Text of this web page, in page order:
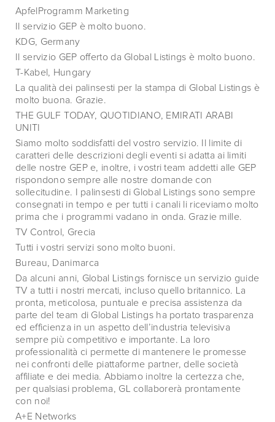
ApfelProgramm Marketing
Il servizio GEP è molto buono.
KDG, Germany
Il servizio GEP offerto da Global Listings è molto buono.
T-Kabel, Hungary
La qualità dei palinsesti per la stampa di Global Listings è
molto buona. Grazie.
THE GULF TODAY, QUOTIDIANO, EMIRATI ARABI
UNITI
Siamo molto soddisfatti del vostro servizio. Il limite di
caratteri delle descrizioni degli eventi si adatta ai limiti
delle nostre GEP e, inoltre, i vostri team addetti alle GEP
rispondono sempre alle nostre domande con
sollecitudine. I palinsesti di Global Listings sono sempre
consegnati in tempo e per tutti i canali li riceviamo molto
prima che i programmi vadano in onda. Grazie mille.
TV Control, Grecia
Tutti i vostri servizi sono molto buoni.
Bureau, Danimarca
Da alcuni anni, Global Listings fornisce un servizio guide
TV a tutti i nostri mercati, incluso quello britannico. La
pronta, meticolosa, puntuale e precisa assistenza da
parte del team di Global Listings ha portato trasparenza
ed efficienza in un aspetto dell’industria televisiva
sempre più competitivo e importante. La loro
professionalità ci permette di mantenere le promesse
nei confronti delle piattaforme partner, delle società
affiliate e dei media. Abbiamo inoltre la certezza che,
per qualsiasi problema, GL collaborerà prontamente
con noi!
A+E Networks